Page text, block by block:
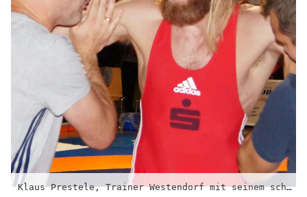
Klaus Prestele, Trainer Westendorf mit seinem schwedischen Ringer Zakarias Tallroth (71 kg/griechisch-römisch) Foto: Stefan Günter/Ringsport – Magazin